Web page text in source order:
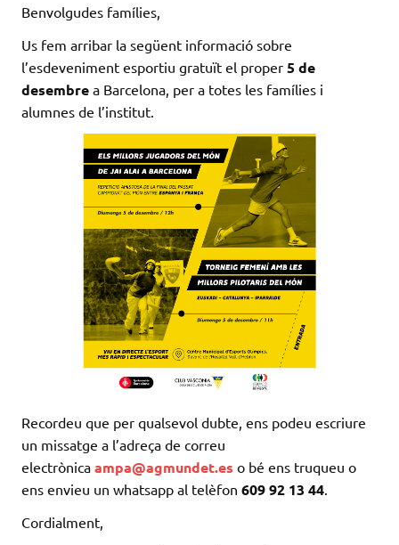
Benvolgudes famílies,
Us fem arribar la següent informació sobre
l’esdeveniment esportiu gratuït el proper 5 de
desembre a Barcelona, per a totes les famílies i
alumnes de l’institut.
Recordeu que per qualsevol dubte, ens podeu escriure
un missatge a l’adreça de correu
electrònica ampa@agmundet.es o bé ens truqueu o
ens envieu un whatsapp al telèfon 609 92 13 44.
Cordialment,